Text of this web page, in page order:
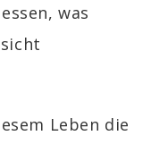
was
Leben die